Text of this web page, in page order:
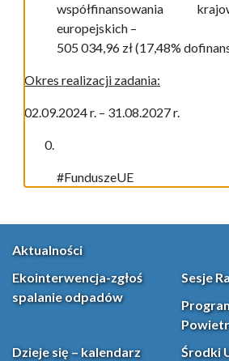
współfinansowania
europejskich –
505 034,96 zł (17,48%
Okres realizacji zadania:
02.09.2024 r. – 31.08.2027 r.
#FunduszeUE
Aktualności
Ekointerwencja-zgłoś
spalanie odpadów
Sesje
Dzieje się – kalendarz
Środki